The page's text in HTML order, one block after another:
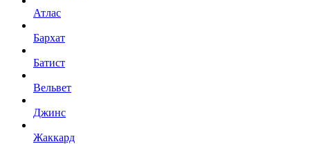
Атлас
Бархат
Батист
Вельвет
Джинс
Жаккард